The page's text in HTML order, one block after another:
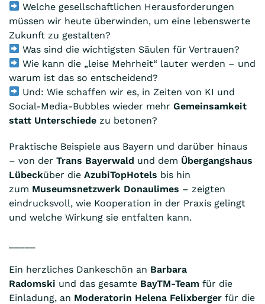
Welche gesellschaftlichen Herausforderungen
müssen wir heute überwinden, um eine lebenswerte
Zukunft zu gestalten?
Was sind die wichtigsten Säulen für Vertrauen?
Wie kann die „leise Mehrheit“ lauter werden – und
warum ist das so entscheidend?
Und: Wie schaffen wir es, in Zeiten von KI und
Social-Media-Bubbles wieder mehr Gemeinsamkeit
statt Unterschiede zu betonen?
Praktische Beispiele aus Bayern und darüber hinaus
– von der Trans Bayerwald und dem Übergangshaus
Lübecküber die AzubiTopHotels bis hin
zum Museumsnetzwerk Donaulimes – zeigten
eindrucksvoll, wie Kooperation in der Praxis gelingt
und welche Wirkung sie entfalten kann.
Ein herzliches Dankeschön an Barbara
Radomski und das gesamte BayTM-Team für die
Einladung, an Moderatorin Helena Felixberger für die